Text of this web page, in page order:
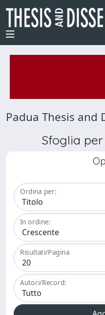
Padua Thesis and
Sfoglia
Ordina per:
In ordine:
Risultati/Pagina
Autori/Record: